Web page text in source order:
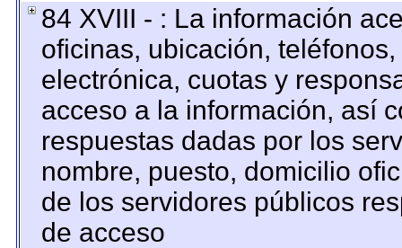
84 XVIII - : La información
oficinas, ubicación,
electrónica, cuotas y
acceso a la información, así
respuestas dadas por los
nombre, puesto, domicilio
de los servidores públicos
de acceso